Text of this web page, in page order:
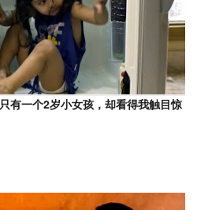
有一个2岁小女孩，却看得我触目惊